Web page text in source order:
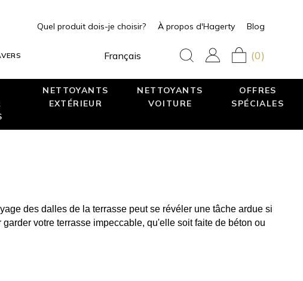
Quel produit dois-je choisir? À propos d'Hagerty Blog
Français (0)
NETTOYANTS
EXTÉRIEUR
NETTOYANTS
VOITURE
OFFRES
SPÉCIALES
des dalles de la terrasse peut se révéler une tâche ardue si
votre terrasse impeccable, qu'elle soit faite de béton ou